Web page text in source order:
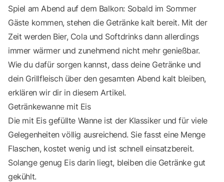
Spiel am Abend auf dem Balkon: Sobald im Sommer
Gäste kommen, stehen die Getränke kalt bereit. Mit der
Zeit werden Bier, Cola und Softdrinks dann allerdings
immer wärmer und zunehmend nicht mehr genießbar.
Wie du dafür sorgen kannst, dass deine Getränke und
dein Grillfleisch über den gesamten Abend kalt bleiben,
erklären wir dir in diesem Artikel.
Getränkewanne mit Eis
Die mit Eis gefüllte Wanne ist der Klassiker und für viele
Gelegenheiten völlig ausreichend. Sie fasst eine Menge
Flaschen, kostet wenig und ist schnell einsatzbereit.
Solange genug Eis darin liegt, bleiben die Getränke gut
gekühlt.